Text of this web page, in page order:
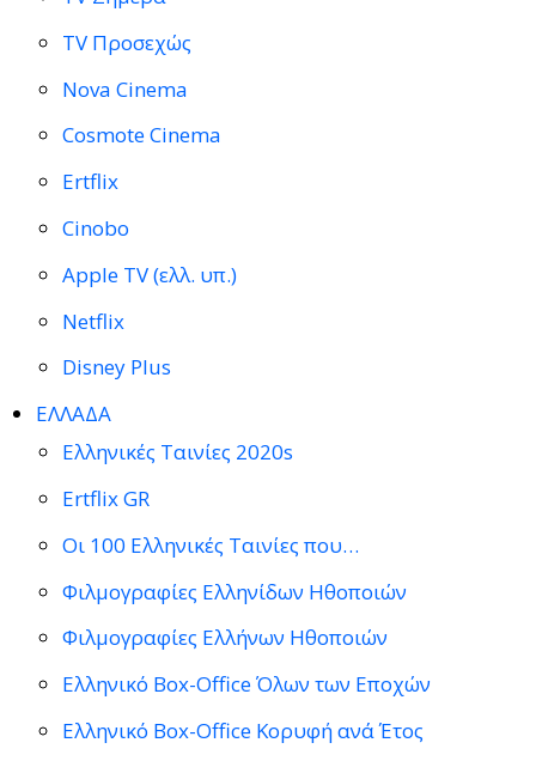
TV Προσεχώς
Nova Cinema
Cosmote Cinema
Ertflix
Cinobo
Apple TV (ελλ. υπ.)
Netflix
Disney Plus
ΕΛΛΑΔΑ
Ελληνικές Ταινίες 2020s
Ertflix GR
Οι 100 Ελληνικές Ταινίες που…
Φιλμογραφίες Ελληνίδων Ηθοποιών
Φιλμογραφίες Ελλήνων Ηθοποιών
Ελληνικό Box-Office Όλων των Εποχών
Ελληνικό Box-Office Κορυφή ανά Έτος